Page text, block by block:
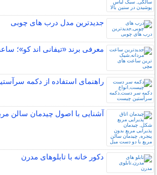
جدیدترین مدل درب های چوبی
معرفی برند «تیفانی اند کو»؛
راهنمای استفاده از دکمه
آشنایی با اصول چیدمان سالن
دکور خانه با تابلوهای مدرن